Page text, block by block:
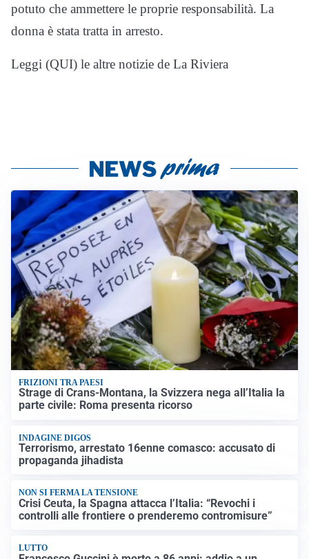
potuto che ammettere le proprie responsabilità. La
donna è stata tratta in arresto.
Leggi (QUI) le altre notizie de La Riviera
FRIZIONI TRA PAESI
Strage di Crans-Montana, la Svizzera nega all’Italia la
parte civile: Roma presenta ricorso
INDAGINE DIGOS
Terrorismo, arrestato 16enne comasco: accusato di
propaganda jihadista
NON SI FERMA LA TENSIONE
Crisi Ceuta, la Spagna attacca l’Italia: “Revochi i
controlli alle frontiere o prenderemo contromisure”
LUTTO